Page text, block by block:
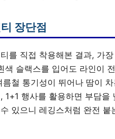
장단점
를 직접 착용해본 결과, 가장
색 슬랙스를 입어도 라인이
철 통기성이 뛰어나 땀이
행사를 활용하면 부담을
있으니 레깅스처럼 완전 붙